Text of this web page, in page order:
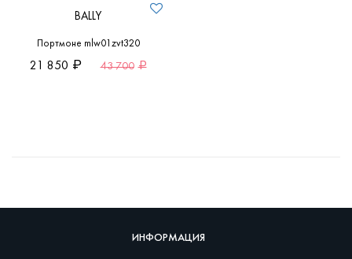
BALLY
Портмоне mlw01zvt320
21 850 43 700
ИНФОРМАЦИЯ